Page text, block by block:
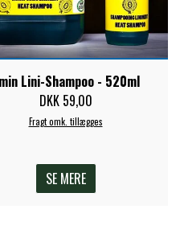
Lini-Shampoo - 520ml
DKK 59,00
Fragt omk. tillægges
SE MERE